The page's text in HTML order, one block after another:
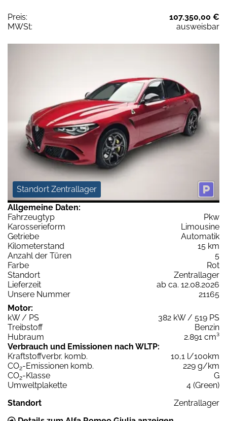
Preis:
107.350,00 €
MWSt:
ausweisbar
Standort Zentrallager
Allgemeine Daten:
Fahrzeugtyp
Pkw
Karosserieform
Limousine
Getriebe
Automatik
Kilometerstand
15 km
Anzahl der Türen
5
Farbe
Rot
Standort
Zentrallager
Lieferzeit
ab ca. 12.08.2026
Unsere Nummer
21165
Motor:
kW / PS
382 kW / 519 PS
Treibstoff
Benzin
Hubraum
2.891 cm³
Verbrauch und Emissionen nach WLTP:
Kraftstoffverbr. komb.
10,1 l/100km
CO2-Emissionen komb.
229 g/km
CO2-Klasse
G
Umweltplakette
4 (Green)
Standort
Zentrallager